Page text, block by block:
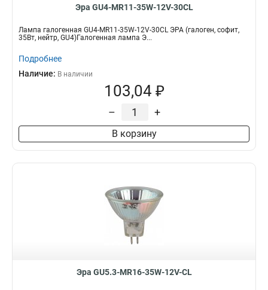
Эра GU4-MR11-35W-12V-30CL
Лампа галогенная GU4-MR11-35W-12V-30CL ЭРА (галоген, софит,
35Вт, нейтр, GU4)Галогенная лампа Э...
Подробнее
Наличие: В наличии
103,04 ₽
– +
В корзину
Эра GU5.3-MR16-35W-12V-CL